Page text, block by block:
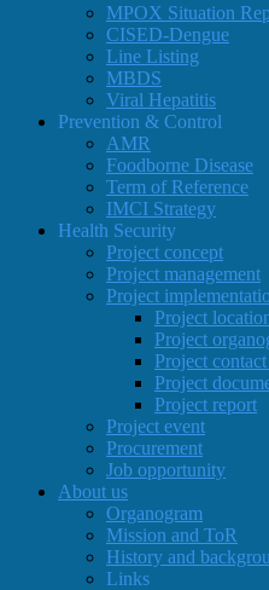
MPOX Situation
CISED-Dengue
Line Listing
MBDS
Viral Hepatitis
Prevention & Control
AMR
Foodborne Disease
Term of Reference
IMCI Strategy
Health Security
Project concept
Project management
Project
Project
Project
Project
Project
Project report
Project event
Procurement
Job opportunity
About us
Organogram
Mission and ToR
History and
Links